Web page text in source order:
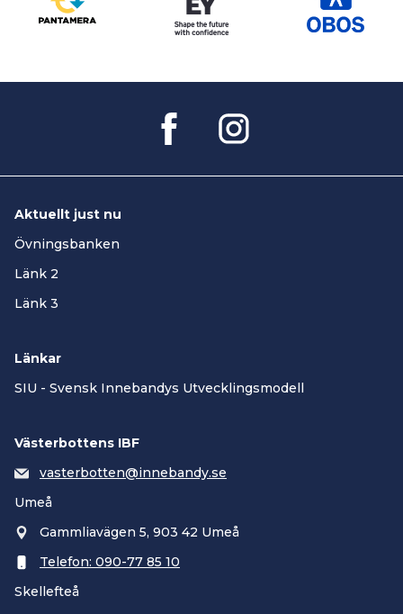
Aktuellt just nu
Övningsbanken
Länk 2
Länk 3
Länkar
SIU - Svensk Innebandys Utvecklingsmodell
Västerbottens IBF
vasterbotten@innebandy.se
Umeå
Gammliavägen 5, 903 42 Umeå
Telefon: 090-77 85 10
Skellefteå